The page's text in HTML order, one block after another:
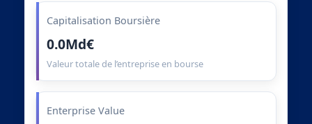
Capitalisation Boursière
0.0Md€
Valeur totale de l’entreprise en bourse
Enterprise Value